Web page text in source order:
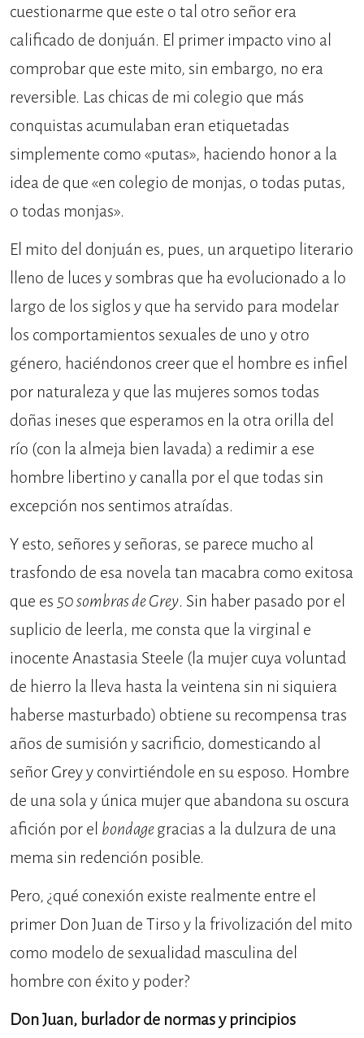
cuestionarme que este o tal otro señor era
calificado de donjuán. El primer impacto vino al
comprobar que este mito, sin embargo, no era
reversible. Las chicas de mi colegio que más
conquistas acumulaban eran etiquetadas
simplemente como «putas», haciendo honor a la
idea de que «en colegio de monjas, o todas putas,
o todas monjas».
El mito del donjuán es, pues, un arquetipo literario
lleno de luces y sombras que ha evolucionado a lo
largo de los siglos y que ha servido para modelar
los comportamientos sexuales de uno y otro
género, haciéndonos creer que el hombre es infiel
por naturaleza y que las mujeres somos todas
doñas ineses que esperamos en la otra orilla del
río (con la almeja bien lavada) a redimir a ese
hombre libertino y canalla por el que todas sin
excepción nos sentimos atraídas.
Y esto, señores y señoras, se parece mucho al
trasfondo de esa novela tan macabra como exitosa
que es50 sombras de Grey. Sin haber pasado por el
suplicio de leerla, me consta que la virginal e
inocente Anastasia Steele (la mujer cuya voluntad
de hierro la lleva hasta la veintena sin ni siquiera
haberse masturbado) obtiene su recompensa tras
años de sumisión y sacrificio, domesticando al
señor Grey y convirtiéndole en su esposo. Hombre
de una sola y única mujer que abandona su oscura
afición por el bondagegracias a la dulzura de una
mema sin redención posible.
Pero, ¿qué conexión existe realmente entre el
primer Don Juan de Tirso y la frivolización del mito
como modelo de sexualidad masculina del
hombre con éxito y poder?
Don Juan, burlador de normas y principios